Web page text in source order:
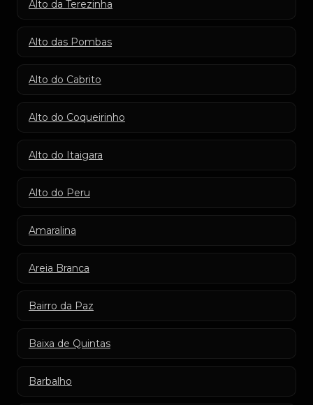
Alto da Terezinha
Alto das Pombas
Alto do Cabrito
Alto do Coqueirinho
Alto do Itaigara
Alto do Peru
Amaralina
Areia Branca
Bairro da Paz
Baixa de Quintas
Barbalho